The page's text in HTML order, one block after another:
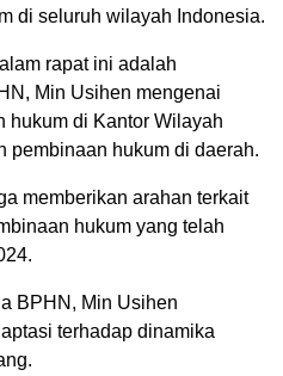
di seluruh wilayah Indonesia.
rapat ini adalah
Min Usihen mengenai
hukum di Kantor Wilayah
pembinaan hukum di daerah.
memberikan arahan terkait
hukum yang telah
BPHN, Min Usihen
terhadap dinamika